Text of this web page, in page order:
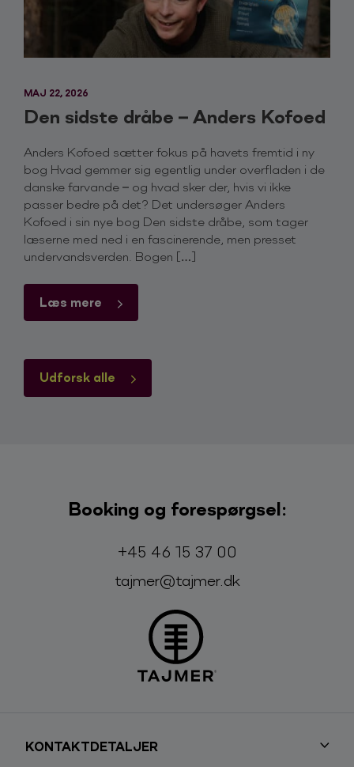
Udforsk alle
MAJ 22, 2026
Den sidste dråbe – Anders Kofoed
Anders Kofoed sætter fokus på havets fremtid i ny
bog Hvad gemmer sig egentlig under overfladen i de
danske farvande – og hvad sker der, hvis vi ikke
passer bedre på det? Det undersøger Anders
Kofoed i sin nye bog Den sidste dråbe, som tager
læserne med ned i en fascinerende, men presset
undervandsverden. Bogen […]
Læs mere
Booking og forespørgsel:
Telefon:
+45 46 15 37 00
E-mail:
tajmer@tajmer.dk
KONTAKTDETALJER